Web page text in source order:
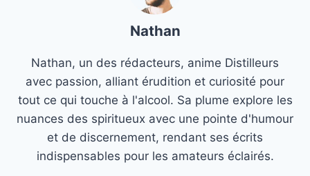
Nathan
Nathan, un des rédacteurs, anime Distilleurs
avec passion, alliant érudition et curiosité pour
tout ce qui touche à l'alcool. Sa plume explore les
nuances des spiritueux avec une pointe d'humour
et de discernement, rendant ses écrits
indispensables pour les amateurs éclairés.